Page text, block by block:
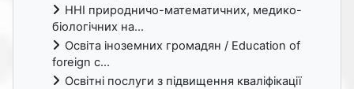
ННІ природничо-математичних, медико-
біологічних на...
Освіта іноземних громадян / Education of
foreign c...
Освітні послуги з підвищення кваліфікації